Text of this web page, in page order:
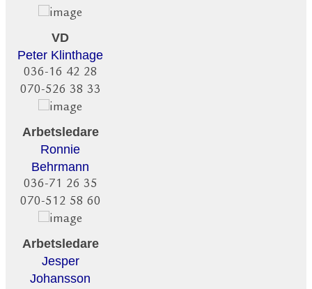
VD
Peter Klinthage
036-16 42 28
070-526 38 33
Arbetsledare
Ronnie
Behrmann
036-71 26 35
070-512 58 60
Arbetsledare
Jesper
Johansson